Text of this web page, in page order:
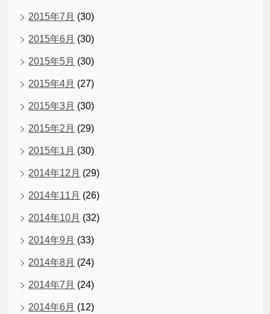
2015年7月 (30)
2015年6月 (30)
2015年5月 (30)
2015年4月 (27)
2015年3月 (30)
2015年2月 (29)
2015年1月 (30)
2014年12月 (29)
2014年11月 (26)
2014年10月 (32)
2014年9月 (33)
2014年8月 (24)
2014年7月 (24)
2014年6月 (12)